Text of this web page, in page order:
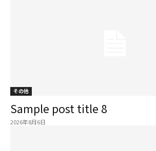
その他
Sample post title 8
2026年8月6日